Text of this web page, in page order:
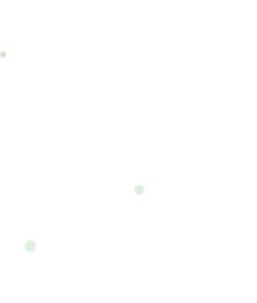
自律神経の乱れを整えるコ
します。また、長時間の立
試作や締切による不調と自
われる状況では、常に考え
とで疲労が蓄積しやすくな